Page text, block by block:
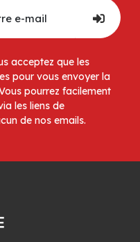
acceptez que les
pour vous envoyer la
pourrez facilement
les liens de
de nos emails.